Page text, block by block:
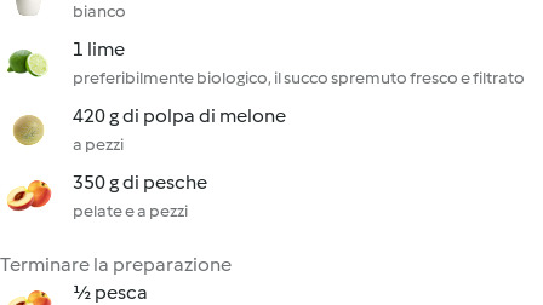
bianco
1 lime
preferibilmente biologico, il succo spremuto fresco e filtrato
420 g di polpa di melone
a pezzi
350 g di pesche
pelate e a pezzi
Terminare la preparazione
½ pesca